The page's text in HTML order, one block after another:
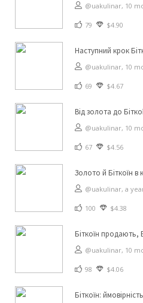
@uakulinar, 10
79 $4.90
Наступний крок
@uakulinar, 10
69 $4.67
Від золота до
@uakulinar, 10
67 $4.56
Золото й Біткоїн
@uakulinar, a
100 $4.38
Біткоїн продають,
@uakulinar, 10
98 $4.06
Біткоїн: